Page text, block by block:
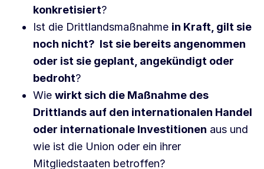
konkretisiert?
Ist die Drittlandsmaßnahme in Kraft, gilt sie
noch nicht? Ist sie bereits angenommen
oder ist sie geplant, angekündigt oder
bedroht?
Wie wirkt sich die Maßnahme des
Drittlands auf den internationalen Handel
oder internationale Investitionen aus und
wie ist die Union oder ein ihrer
Mitgliedstaaten betroffen?